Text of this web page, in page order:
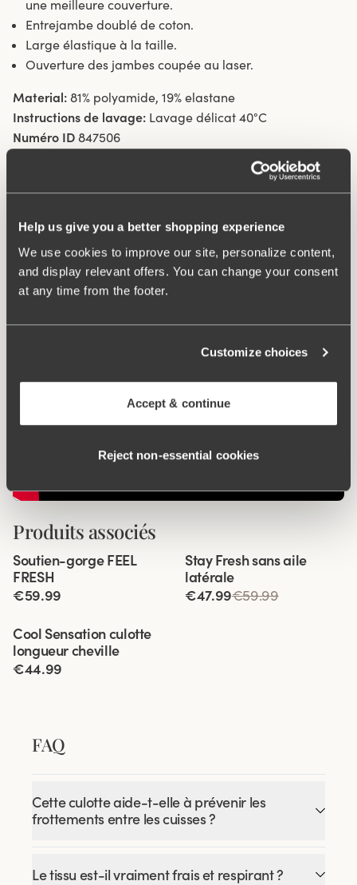
Help us give you a better shopping experience
We use cookies to improve our site, personalize content,
and display relevant offers. You can change your consent
at any time from the footer.
Customize choices
Accept & continue
Reject non‑essential cookies
une meilleure couverture.
Entrejambe doublé de coton.
Large élastique à la taille.
Ouverture des jambes coupée au laser.
Material: 81% polyamide, 19% elastane
Instructions de lavage: Lavage délicat 40°C
Numéro ID 847506
Qu'est-ce qui le rend si confortable ?
Wincool
Produits associés
Bretelles rembourrées
Soutien-gorge FEEL
FRESH
€59.99
Stay Fresh sans aile
latérale
€47.99€59.99
Nouveau produit
Cool Sensation culotte
longueur cheville
€44.99
FAQ
Cette culotte aide-t-elle à prévenir les
frottements entre les cuisses ?
Le tissu est-il vraiment frais et respirant ?